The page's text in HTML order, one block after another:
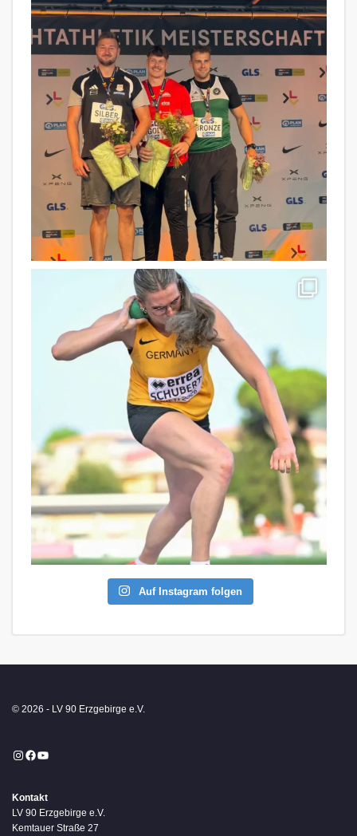
Auf Instagram folgen
© 2026 - LV 90 Erzgebirge e.V.
Instagram
Facebook
YouTube
Kontakt
LV 90 Erzgebirge e.V.
Kemtauer Straße 27